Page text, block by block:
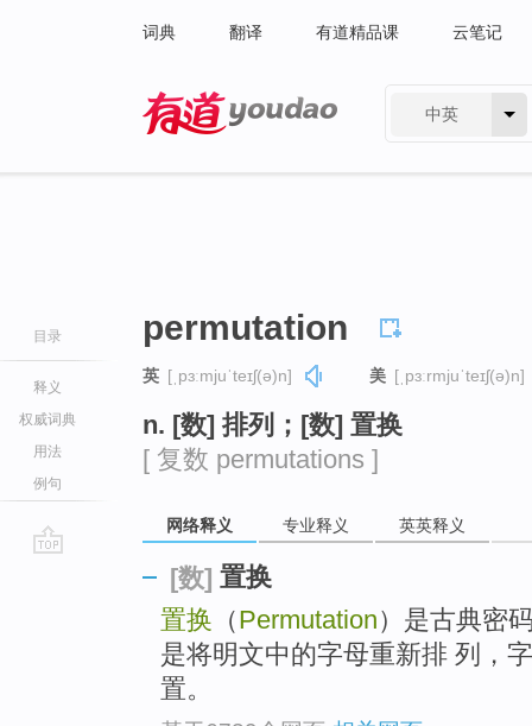
词典 翻译 有道精品课 云笔记
中英
目录
释义
权威词典
用法
例句
permutation
英 [ˌpɜːmjuˈteɪʃ(ə)n] 美 [ˌpɜːrmjuˈteɪʃ(ə)n]
n. [数] 排列；[数] 置换
[ 复数 permutations ]
网络释义 专业释义 英英释义
[数] 置换
置换 （Permutation）是古典密
是将明文中的字母重新排 列，
置。